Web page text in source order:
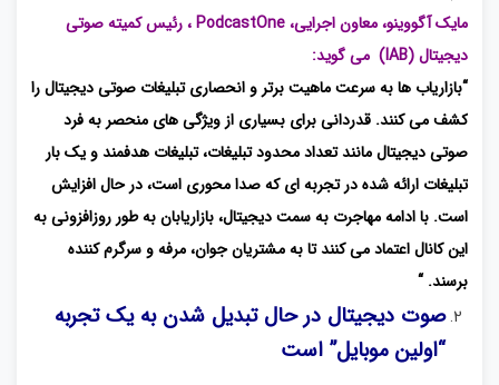
مایک آگووینو، معاون اجرایی، PodcastOne ، رئیس کمیته صوتی
دیجیتال (IAB) می گوید:
“بازاریاب ها به سرعت ماهیت برتر و انحصاری تبلیغات صوتی دیجیتال را
کشف می کنند. قدردانی برای بسیاری از ویژگی های منحصر به فرد
صوتی دیجیتال مانند تعداد محدود تبلیغات، تبلیغات هدفمند و یک بار
تبلیغات ارائه شده در تجربه ای که صدا محوری است، در حال افزایش
است. با ادامه مهاجرت به سمت دیجیتال، بازاریابان به طور روزافزونی به
این کانال اعتماد می کنند تا به مشتریان جوان، مرفه و سرگرم کننده
برسند. “
صوت دیجیتال در حال تبدیل شدن به یک تجربه
“اولین موبایل” است